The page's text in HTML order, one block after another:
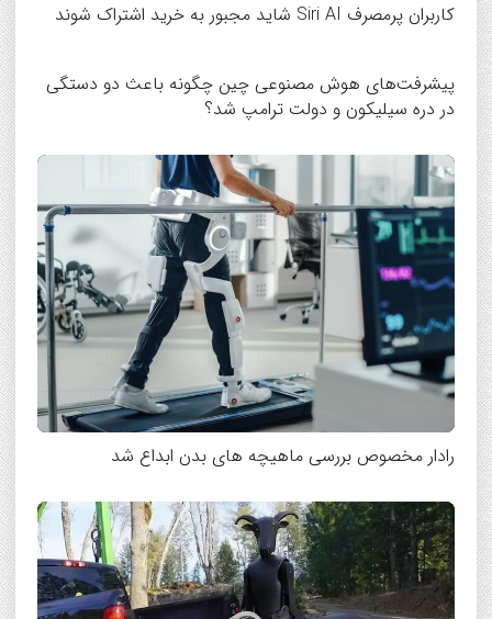
کاربران پرمصرف Siri AI شاید مجبور به خرید اشتراک شوند
پیشرفت‌های هوش مصنوعی چین چگونه باعث دو دستگی
در دره سیلیکون و دولت ترامپ شد؟
رادار مخصوص بررسی ماهیچه های بدن ابداع شد